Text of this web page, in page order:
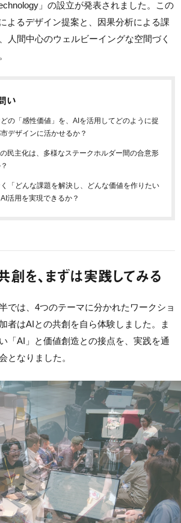
」の設立が発表されました。この
よるデザイン提案と、因果分析による課
人間中心のウェルビーイングな空間づく
い
の「感性価値」を、AIを活用してどのように捉
デザインに活かせるか？
民主化は、多様なステークホルダー間の合意形
「どんな課題を解決し、どんな価値を作りたい
活用を実現できるか？
創を、まずは実践してみる
では、4つのテーマに分かれたワークショ
者はAIとの共創を自ら体験しました。ま
「AI」と価値創造との接点を、実践を通
となりました。